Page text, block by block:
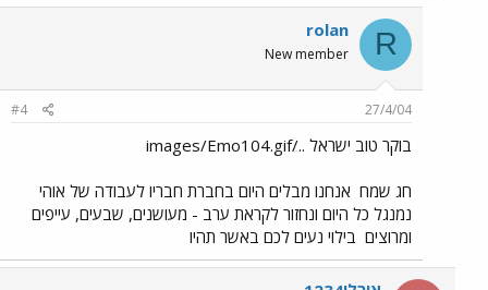
R
rolan
New member
27/4/04
#4
בוקר טוב ישראל ../images/Emo104.gif
חג שמח אנחנו מבלים היום בחברת חבריו לעבודה של אוהי
נמנגל כל היום ונחזור לקראת ערב - מעושנים, שבעים, עייפים
ומרוצים בילוי נעים לכם באשר תהיו